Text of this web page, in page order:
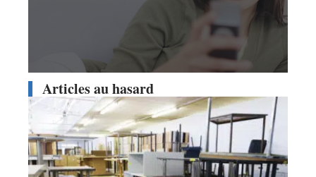
Articles au hasard